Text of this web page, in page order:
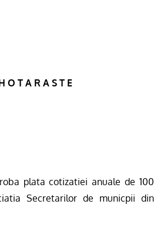
O T A R A S T E
plata cotizatiei anuale de 100
Secretarilor de municpii din